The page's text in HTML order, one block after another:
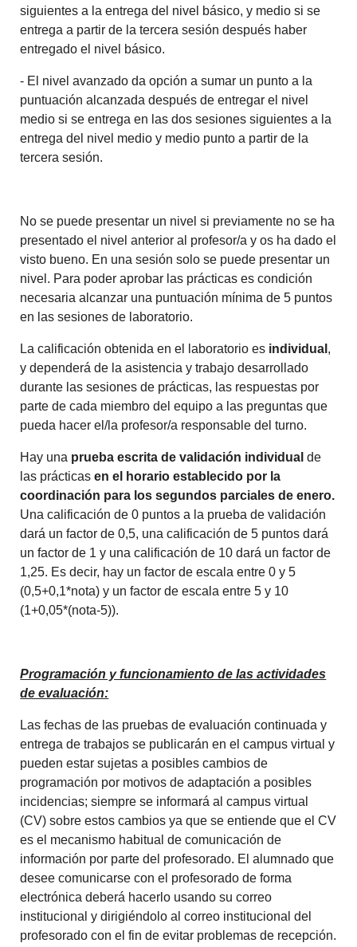
siguientes a la entrega del nivel básico, y medio si se
entrega a partir de la tercera sesión después haber
entregado el nivel básico.
- El nivel avanzado da opción a sumar un punto a la
puntuación alcanzada después de entregar el nivel
medio si se entrega en las dos sesiones siguientes a la
entrega del nivel medio y medio punto a partir de la
tercera sesión.
No se puede presentar un nivel si previamente no se ha
presentado el nivel anterior al profesor/a y os ha dado el
visto bueno. En una sesión solo se puede presentar un
nivel. Para poder aprobar las prácticas es condición
necesaria alcanzar una puntuación mínima de 5 puntos
en las sesiones de laboratorio.
La calificación obtenida en el laboratorio es individual ,
y dependerá de la asistencia y trabajo desarrollado
durante las sesiones de prácticas, las respuestas por
parte de cada miembro del equipo a las preguntas que
pueda hacer el/la profesor/a responsable del turno.
Hay una prueba escrita de validación individual de
las prácticasen el horario establecido por la
coordinación para los segundos parciales de enero.
Una calificación de 0 puntos a la prueba de validación
dará un factor de 0,5, una calificación de 5 puntos dará
un factor de 1 y una calificación de 10 dará un factor de
1,25. Es decir, hay un factor de escala entre 0 y 5
(0,5+0,1*nota) y un factor de escala entre 5 y 10
(1+0,05*(nota-5)).
Programación y funcionamiento de las actividades
de evaluación:
Las fechas de las pruebas de evaluación continuada y
entrega de trabajos se publicarán en el campus virtual y
pueden estar sujetas a posibles cambios de
programación por motivos de adaptación a posibles
incidencias; siempre se informará al campus virtual
(CV) sobre estos cambios ya que se entiende que el CV
es el mecanismo habitual de comunicación de
información por parte del profesorado. El alumnado que
desee comunicarse con el profesorado de forma
electrónica deberá hacerlo usando su correo
institucional y dirigiéndolo al correo institucional del
profesorado con el fin de evitar problemas de recepción.